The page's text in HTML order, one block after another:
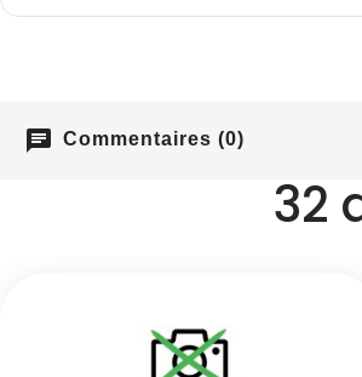
chat Commentaires (0)
32